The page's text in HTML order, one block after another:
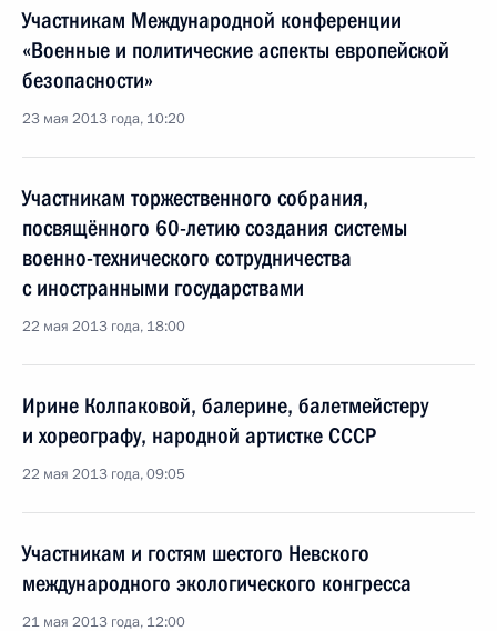
Участникам Международной конференции
«Военные и политические аспекты европейской
безопасности»
23 мая 2013 года, 10:20
Участникам торжественного собрания,
посвящённого 60-летию создания системы
военно-технического сотрудничества
с иностранными государствами
22 мая 2013 года, 18:00
Ирине Колпаковой, балерине, балетмейстеру
и хореографу, народной артистке СССР
22 мая 2013 года, 09:05
Участникам и гостям шестого Невского
международного экологического конгресса
21 мая 2013 года, 12:00